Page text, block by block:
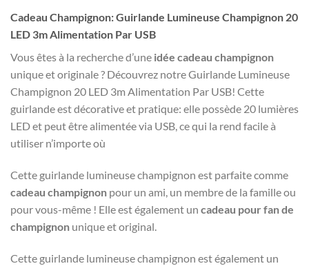
Cadeau Champignon: Guirlande Lumineuse Champignon 20
LED 3m Alimentation Par USB
Vous êtes à la recherche d’une idée cadeau champignon
unique et originale ? Découvrez notre Guirlande Lumineuse
Champignon 20 LED 3m Alimentation Par USB! Cette
guirlande est décorative et pratique: elle possède 20 lumières
LED et peut être alimentée via USB, ce qui la rend facile à
utiliser n’importe où
Cette guirlande lumineuse champignon est parfaite comme
cadeau champignon pour un ami, un membre de la famille ou
pour vous-même ! Elle est également un cadeau pour fan de
champignon unique et original.
Cette guirlande lumineuse champignon est également un